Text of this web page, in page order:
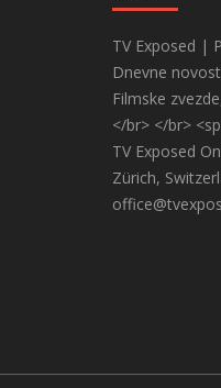
TV Exposed |
Dnevne
Filmske
</br> </br>
TV Exposed
Zürich,